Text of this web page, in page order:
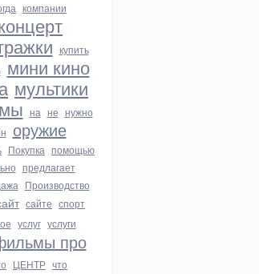
компании
купить
мини кино
мультики
на не нужно
оружие
Покупка помощью
предлагает
Производство
сайте спорт
услуг услуги
про
ЦЕНТР что